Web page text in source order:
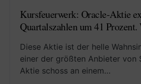
Kursfeuerwerk: Oracle-Aktie
Quartalszahlen um 41 Prozent.
Diese Aktie ist der helle
einer der größten Anbieter von
Aktie schoss an einem…